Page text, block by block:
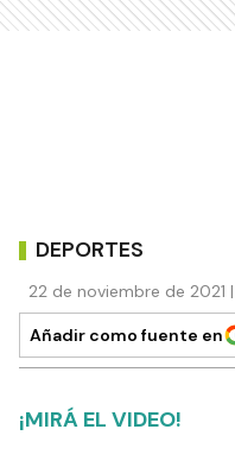
DEPORTES
22 de noviembre de
Añadir como fuente en
¡MIRÁ EL VIDEO!